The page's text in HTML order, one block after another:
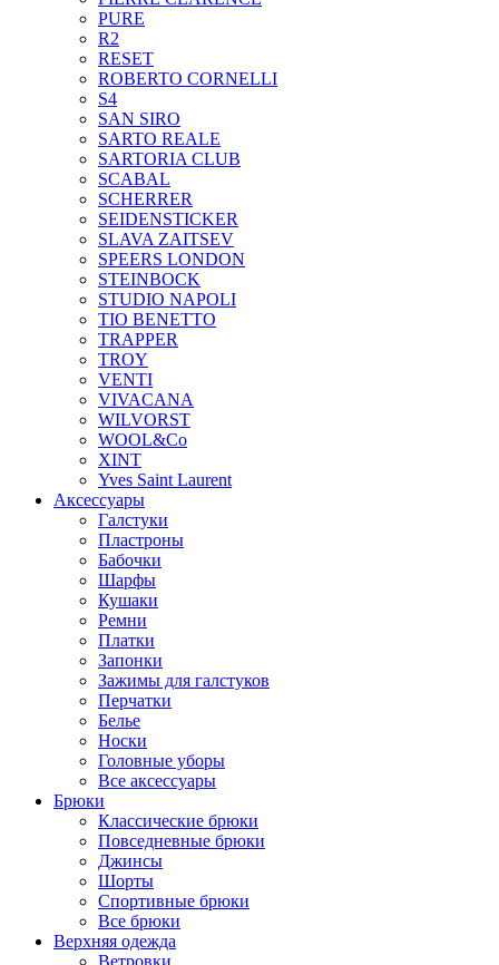
PURE
R2
RESET
ROBERTO CORNELLI
S4
SAN SIRO
SARTO REALE
SARTORIA CLUB
SCABAL
SCHERRER
SEIDENSTICKER
SLAVA ZAITSEV
SPEERS LONDON
STEINBOCK
STUDIO NAPOLI
TIO BENETTO
TRAPPER
TROY
VENTI
VIVACANA
WILVORST
WOOL&Co
XINT
Yves Saint Laurent
Аксессуары
Галстуки
Пластроны
Бабочки
Шарфы
Кушаки
Ремни
Платки
Запонки
Зажимы для галстуков
Перчатки
Белье
Носки
Головные уборы
Все аксессуары
Брюки
Классические брюки
Повседневные брюки
Джинсы
Шорты
Спортивные брюки
Все брюки
Верхняя одежда
Ветровки